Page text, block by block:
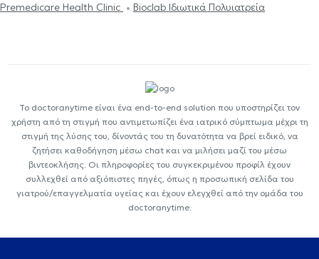
Premedicare Health Clinic
Bioclab Ιδιωτικά Πολυιατρεία
Το doctoranytime είναι ένα end-to-end solution που υποστηρίζει τον
χρήστη από τη στιγμή που αντιμετωπίζει ένα ιατρικό σύμπτωμα μέχρι τη
στιγμή της λύσης του, δίνοντάς του τη δυνατότητα να βρεί ειδικό, να
ζητήσει καθοδήγηση μέσω chat και να μιλήσει μαζί του μέσω
βιντεοκλήσης. Οι πληροφορίες του συγκεκριμένου προφίλ έχουν
συλλεχθεί από αξιόπιστες πηγές, όπως η προσωπική σελίδα του
γιατρού/επαγγελματία υγείας και έχουν ελεγχθεί από την ομάδα του
doctoranytime.